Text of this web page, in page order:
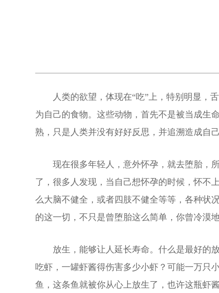
人类的欲望，体现在“吃”上，特别明显，
为自己的食物。这些动物，首先不是被当成生
熟，只是人类并没有好好反思，并追溯造成自
现在很多年轻人，意外怀孕，就去堕胎，
了，很多人发现，当自己想怀孕的时候，怀不
么大脑不健全，或者四肢不健全等等，各种状
的这一切，不只是曾堕胎这么简单，你曾冷
放生，能够让人延长寿命。什么是最好的
吃虾，一罐虾酱得伤害多少小虾？可能一万只
鱼，这条鱼就被你从心上放生了，也许这瓶虾